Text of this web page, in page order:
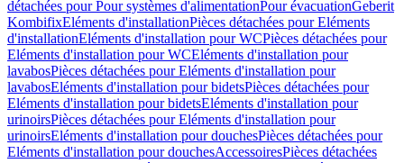
détachées pour Pour systèmes d'alimentationPour évacuationGeberit
KombifixEléments d'installationPièces détachées pour Eléments
d'installationEléments d'installation pour WCPièces détachées pour
Eléments d'installation pour WCEléments d'installation pour
lavabosPièces détachées pour Eléments d'installation pour
lavabosEléments d'installation pour bidetsPièces détachées pour
Eléments d'installation pour bidetsEléments d'installation pour
urinoirsPièces détachées pour Eléments d'installation pour
urinoirsEléments d'installation pour douchesPièces détachées pour
Eléments d'installation pour douchesAccessoiresPièces détachées